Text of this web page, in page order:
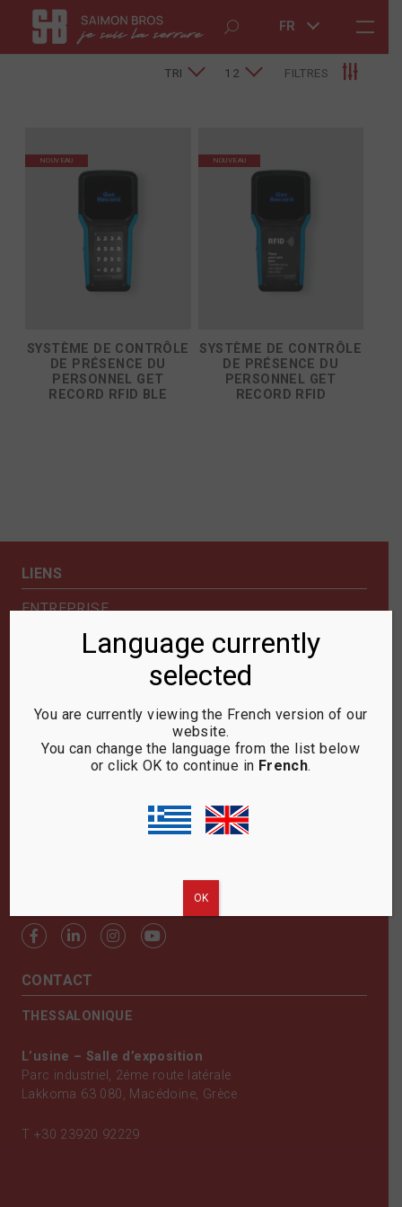
FR
FILTRES
TRI 12
SYSTÈME DE CONTRÔLE
DE PRÉSENCE DU
PERSONNEL GET
RECORD RFID BLE
NOUVEAU
SYSTÈME DE CONTRÔLE
DE PRÉSENCE DU
PERSONNEL GET
RECORD RFID
NOUVEAU
LIENS
ENTREPRISE
BOUTIQUE
INFOS & EVÈNEMENTS
SÉCURITÉ & CONFIDENTIALITÉ
NEWSLETTER
CONTACT
THESSALONIQUE
L’usine – Salle d’exposition
Parc industriel, 2éme route latérale
Lakkoma 63 080, Macédoine, Grèce
T +30 23920 92229
Language currently
selected
You are currently viewing the French version of our
website.
You can change the language from the list below
or click OK to continue in French.
ΟΚ